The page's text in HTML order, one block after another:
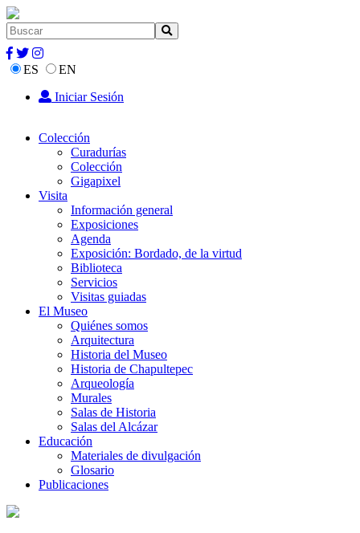
ES
EN
Iniciar Sesión
Colección
Curadurías
Colección
Gigapixel
Visita
Información general
Exposiciones
Agenda
Exposición: Bordado, de la virtud
Biblioteca
Servicios
Visitas guiadas
El Museo
Quiénes somos
Arquitectura
Historia del Museo
Historia de Chapultepec
Arqueología
Murales
Salas de Historia
Salas del Alcázar
Educación
Materiales de divulgación
Glosario
Publicaciones